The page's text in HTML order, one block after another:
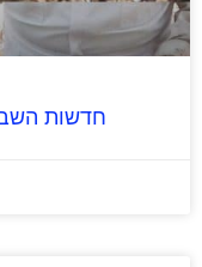
חדשות